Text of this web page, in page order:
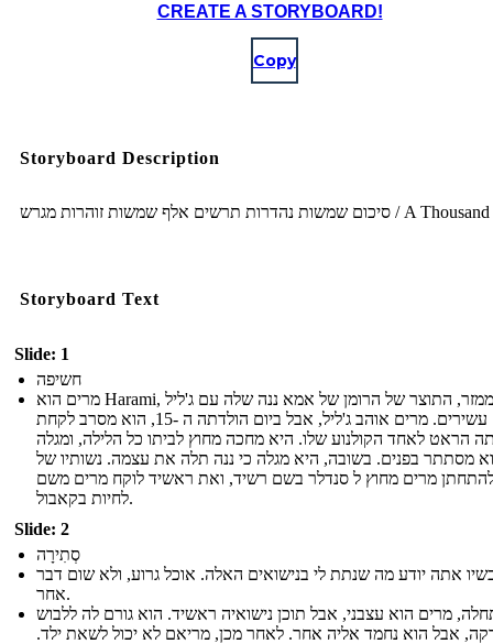
CREATE A STORYBOARD!
Copy
Storyboard Description
סיכום שמשות נהדרות תרשים אלף שמשות זוהרות מגרש / A Thousand
Storyboard Text
Slide: 1
חשיפה
מרים הוא Harami, ממזר, התוצר של הרומן של אמא ננה שלה עם ג'ליל
עסקים עשירים. מרים אוהב ג'ליל, אבל ביום הולדתה ה -15, הוא מסרב לקחת
הראט לאחד הקולנוע שלו. היא מחכה מחוץ לביתו כל הלילה, ומגלה
מסתתר בפנים. בשובה, היא מגלה כי ננה תלה את עצמה. נשותיו של
להתחתן מרים מחוץ ל סנדלר בשם רשיד, ואת ראשיד לוקח מרים משם
לחיות בקאבול.
Slide: 2
סְתִירָה
אתה יודע מה שנתת לי בנישואים האלה. אוכל גרוע, ולא שום דבר
אחר.
מרים הוא עצבני, אבל תוכן נישואיה ראשיד. הוא גורם לה ללבוש
אבל הוא נחמד אליה אחר. לאחר מכן, מריאם לא יכול לשאת ילד.